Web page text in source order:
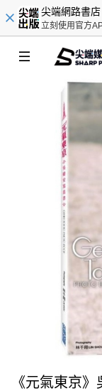
尖端網路書店
立刻使用官方
《元氣東京